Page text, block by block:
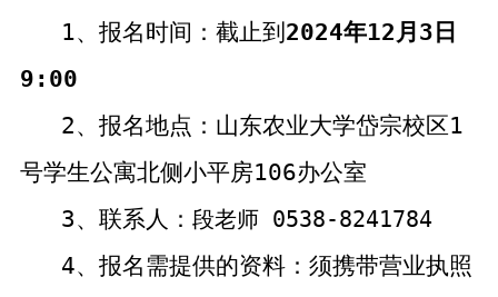
1、报名时间：截止到 2024年12 月 3 日
9:00
2、报名地点： 山东农业大学岱宗校区1
号学生公寓北侧小平房106办公室
3、联系人：段老师 0538-8241784
4、报名需提供的资料：须携带营业执照